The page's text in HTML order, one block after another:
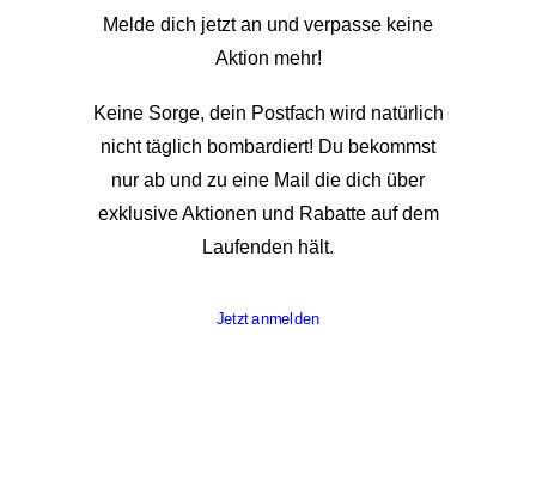
Melde dich jetzt an und verpasse keine
Aktion mehr!
Keine Sorge, dein Postfach wird natürlich
nicht täglich bombardiert! Du bekommst
nur ab und zu eine Mail die dich über
exklusive Aktionen und Rabatte auf dem
Laufenden hält.
Jetzt anmelden